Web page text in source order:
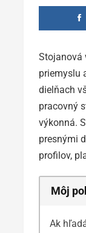
Stojanová
priemyslu
dielňach
pracovný
výkonná.
presnými
profilov,
Môj
Ak